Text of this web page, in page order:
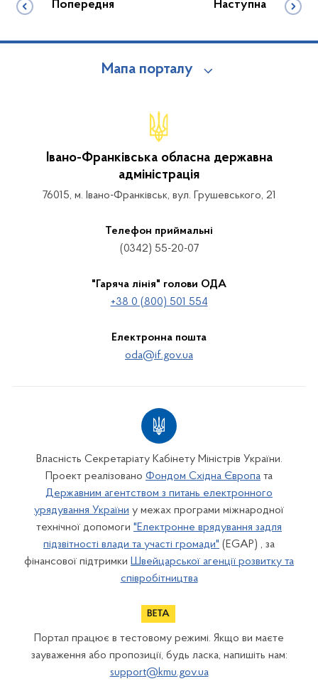
Попередня Наступна
Мапа порталу
Івано-Франківська обласна державна
адміністрація
76015, м. Івано-Франківськ, вул. Грушевського, 21
Телефон приймальні
(0342) 55-20-07
"Гаряча лінія" голови ОДА
+38 0 (800) 501 554
Електронна пошта
oda@if.gov.ua
Власність Секретаріату Кабінету Міністрів України.
Проект реалізовано Фондом Східна Європа та
Державним агентством з питань електронного
урядування України у межах програми міжнародної
технічної допомоги "Електронне врядування задля
підзвітності влади та участі громади" (EGAP) , за
фінансової підтримки Швейцарської агенції розвитку та
співробітництва
Портал працює в тестовому режимі. Якщо ви маєте
зауваження або пропозиції, будь ласка, напишіть нам:
support@kmu.gov.ua